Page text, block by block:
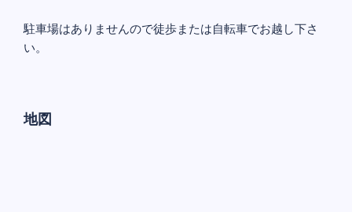
駐車場はありませんので徒歩または自転車でお越し下さ
い。
地図